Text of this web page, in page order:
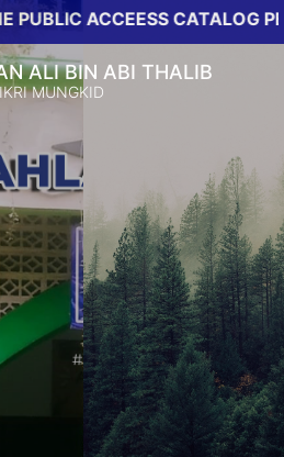
ACCEESS CATALOG
ALI BIN ABI THALIB
MUNGKID